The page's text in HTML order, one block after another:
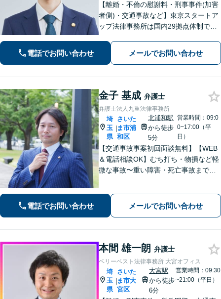
【離婚・不倫の慰謝料・刑事事件(加害
者側)・交通事故など】東京スタートア
ップ法律事務所は国内29拠点体制で全
対応(法律相談は完全予約制)】各分野で
専門性の高い弁護士が寄り添い解決を
電話でお問い合わせ メールでお問い合わせ
金子 基成 弁護士
弁護士法人九重法律事務所
埼
玉
県
|
さいた
ま市浦
和区
北浦和駅
から徒歩
5分
営業時間：09:0
0~17:00（平
日）
【交通事故事案初回面談無料】【WEB
＆電話相談OK】むち打ち・物損など軽
微な事故〜重い障害・死亡事故まで、
解決まで全て弁護士が対応し、負担を
軽減します【北浦和駅7分】
電話でお問い合わせ メールでお問い合わせ
本間 雄一朗 弁護士
ベリーベスト法律事務所 大宮オフィス
埼
玉
県
|
さいた
ま市大
宮区
大宮駅
から徒歩
6分
営業時間：09:30
~21:00（平日）